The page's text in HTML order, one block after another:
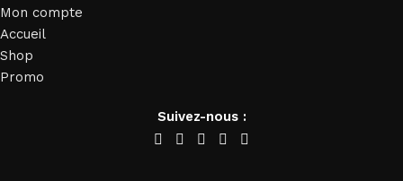
Mon compte
Accueil
Shop
Promo
Suivez-nous :